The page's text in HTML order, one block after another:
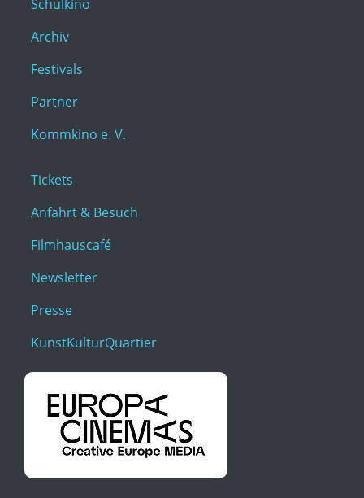
Schulkino
Archiv
Festivals
Partner
Kommkino e. V.
Tickets
Anfahrt & Besuch
Filmhauscafé
Newsletter
Presse
KunstKulturQuartier